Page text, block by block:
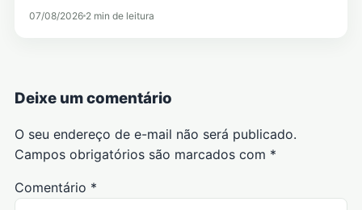
07/08/2026 2 min de leitura
Deixe um comentário
O seu endereço de e-mail não será publicado.
Campos obrigatórios são marcados com *
Comentário *